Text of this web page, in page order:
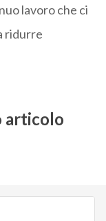
lavoro che ci
ridurre
articolo